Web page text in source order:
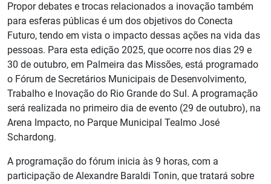
Propor debates e trocas relacionados a inovação também
para esferas públicas é um dos objetivos do Conecta
Futuro, tendo em vista o impacto dessas ações na vida das
pessoas. Para esta edição 2025, que ocorre nos dias 29 e
30 de outubro, em Palmeira das Missões, está programado
o Fórum de Secretários Municipais de Desenvolvimento,
Trabalho e Inovação do Rio Grande do Sul. A programação
será realizada no primeiro dia de evento (29 de outubro), na
Arena Impacto, no Parque Municipal Tealmo José
Schardong.
A programação do fórum inicia às 9 horas, com a
participação de Alexandre Baraldi Tonin, que tratará sobre